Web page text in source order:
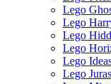
Lego
Lego
Lego
Lego
Lego
Lego